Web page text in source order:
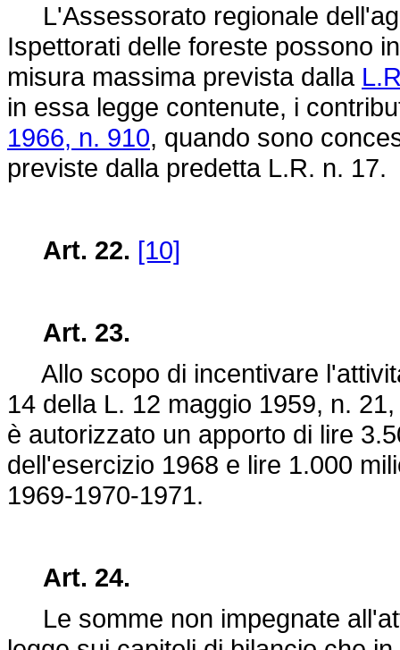
L'Assessorato regionale
Ispettorati delle foreste possono
misura massima prevista dalla
in essa legge contenute, i
1966, n. 910, quando sono
previste dalla predetta L.R. n. 17.
Art. 22. [10]
Art. 23.
Allo scopo di incentivare
14 della L. 12 maggio 1959, n. 21
è autorizzato un apporto di lire
dell'esercizio 1968 e lire 1.000
1969-1970-1971.
Art. 24.
Le somme non impegnate